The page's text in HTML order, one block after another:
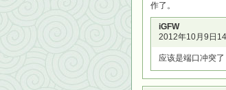
作了。
iGFW
2012年10月9日
应该是端口冲突